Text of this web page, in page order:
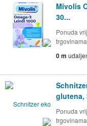
Mivolis
30...
Ponuda
trgovinama
0 m
glutena,
Ponuda
trgovinama